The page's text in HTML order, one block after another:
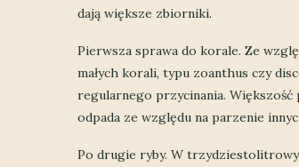
dają większe zbiorniki.
Pierwsza sprawa do korale. Ze
małych korali, typu zoanthus czy
regularnego przycinania. Większość
odpada ze względu na parzenie
Po drugie ryby. W